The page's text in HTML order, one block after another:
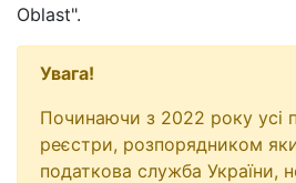
Oblast".
Увага!
Починаючи з 2022 року усі
реєстри, розпорядником
податкова служба України,